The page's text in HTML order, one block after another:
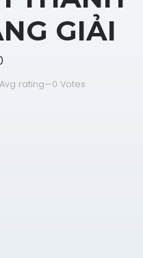
GIẢI
rating—0 Votes